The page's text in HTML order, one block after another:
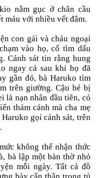
nằm gục ở chân cầu
máu với nhiều vết đâm.
con gái và cháu ngoại
vào họ, cố tìm dấu
Cảnh sát tin rằng hung
ngay cả sau khi họ đã
gần đó, bà Haruko tìm
trên giường. Cậu bé bị
là nạn nhân đầu tiên, có
thảm cảnh mà cha mẹ
gọi cảnh sát, trên
không thể nhận thức
bà lập một bàn thờ nhỏ
mỗi ngày. Tất cả đồ